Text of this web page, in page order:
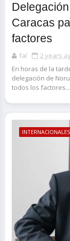
Caracas
factores
fal
2 years
En horas de la
delegación de
todos los factores...
INTERNACIONALES